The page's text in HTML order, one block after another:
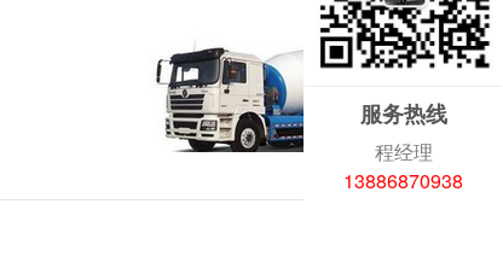
服务热线
程经理
13886870938